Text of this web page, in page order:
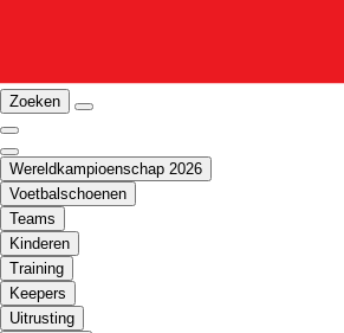
Zoeken
Wereldkampioenschap 2026
Voetbalschoenen
Teams
Kinderen
Training
Keepers
Uitrusting